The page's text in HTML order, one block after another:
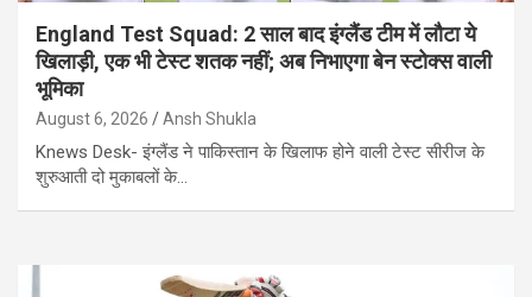
England Test Squad: 2 साल बाद इंग्लैंड टीम में लौटा ये
खिलाड़ी, एक भी टेस्ट शतक नहीं; अब निभाएगा बेन स्टोक्स वाली
भूमिका
August 6, 2026 Ansh Shukla
Knews Desk- इंग्लैंड ने पाकिस्तान के खिलाफ होने वाली टेस्ट सीरीज के
शुरुआती दो मुकाबलों के…